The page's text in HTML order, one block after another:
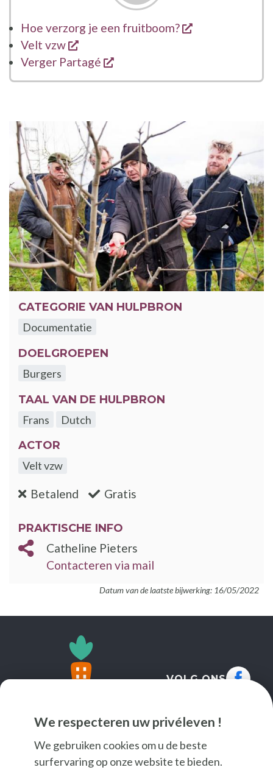
We respecteren uw privéleven !
We gebruiken cookies om u de beste
surfervaring op onze website te bieden.
Hoe verzorg je een fruitboom?
opent een
Velt vzw
opent een nieuw venster
Verger Partagé
opent een nieuw venster
CATEGORIE VAN HULPBRON
Documentatie
DOELGROEPEN
Burgers
TAAL VAN DE HULPBRON
Frans
Dutch
ACTOR
Velt vzw
Betalend :nee Gratis
PRAKTISCHE INFO
Catheline Pieters
Contacteren via mail
Datum van de laatste bijwerking: 16/05/2022
VOLG ONS